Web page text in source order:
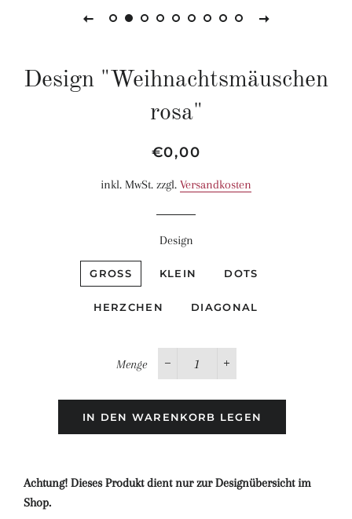
Design "Weihnachtsmäuschen
rosa"
Normaler
Sonderpreis
€0,00
inkl. MwSt. zzgl. Versandkosten
Design
GROSS KLEIN DOTS
HERZCHEN DIAGONAL
Menge
−
+
IN DEN WARENKORB LEGEN
Achtung! Dieses Produkt dient nur zur Designübersicht im
Shop.